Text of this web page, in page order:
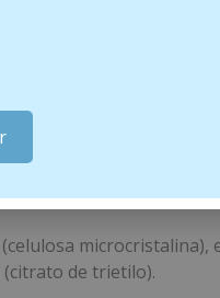
de trietilo).